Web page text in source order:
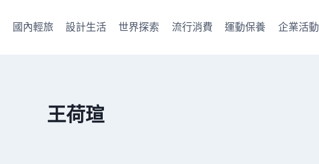
國內輕旅 設計生活 世界探索 流行消費 運動保養 企業活動
王荷瑄